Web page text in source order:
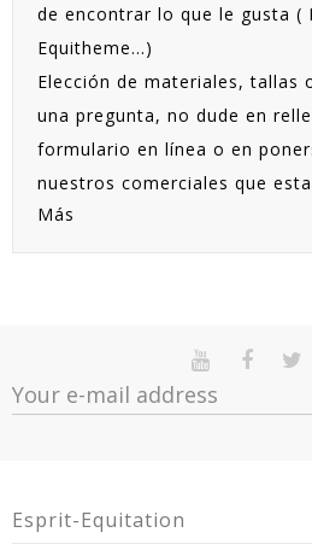
de encontrar lo que le gusta (
Equitheme...)
Elección de materiales, tallas
una pregunta, no dude en
formulario en línea o en
nuestros comerciales que
Más
Esprit-Equitation